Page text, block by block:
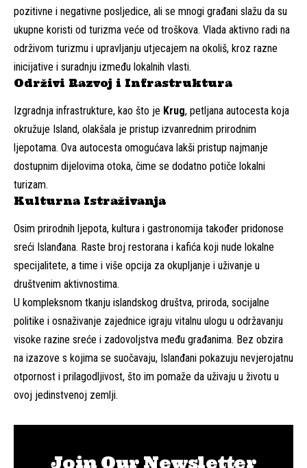
pozitivne i negativne posljedice, ali se mnogi građani slažu da su
ukupne koristi od turizma veće od troškova. Vlada aktivno radi na
održivom turizmu i upravljanju utjecajem na okoliš, kroz razne
inicijative i suradnju između lokalnih vlasti.
Održivi Razvoj i Infrastruktura
Izgradnja infrastrukture, kao što je Krug, petljana autocesta koja
okružuje Island, olakšala je pristup izvanrednim prirodnim
ljepotama. Ova autocesta omogućava lakši pristup najmanje
dostupnim dijelovima otoka, čime se dodatno potiče lokalni
turizam.
Kulturna Istraživanja
Osim prirodnih ljepota, kultura i gastronomija također pridonose
sreći Islanđana. Raste broj restorana i kafića koji nude lokalne
specijalitete, a time i više opcija za okupljanje i uživanje u
društvenim aktivnostima.
U kompleksnom tkanju islandskog društva, priroda, socijalne
politike i osnaživanje zajednice igraju vitalnu ulogu u održavanju
visoke razine sreće i zadovoljstva među građanima. Bez obzira
na izazove s kojima se suočavaju, Islanđani pokazuju nevjerojatnu
otpornost i prilagodljivost, što im pomaže da uživaju u životu u
ovoj jedinstvenoj zemlji.
Join Our Newsletter